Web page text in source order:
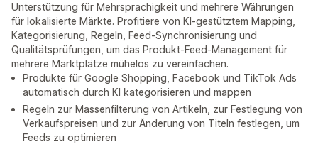
Unterstützung für Mehrsprachigkeit und mehrere Währungen
für lokalisierte Märkte. Profitiere von KI-gestütztem Mapping,
Kategorisierung, Regeln, Feed-Synchronisierung und
Qualitätsprüfungen, um das Produkt-Feed-Management für
mehrere Marktplätze mühelos zu vereinfachen.
Produkte für Google Shopping, Facebook und TikTok Ads
automatisch durch KI kategorisieren und mappen
Regeln zur Massenfilterung von Artikeln, zur Festlegung von
Verkaufspreisen und zur Änderung von Titeln festlegen, um
Feeds zu optimieren